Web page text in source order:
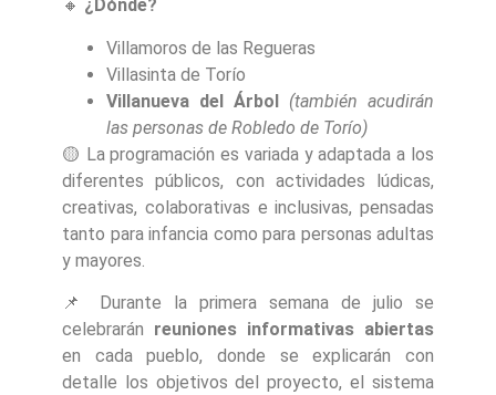
🔸 ¿Dónde?
Villamoros de las Regueras
Villasinta de Torío
Villanueva del Árbol (también acudirán
las personas de Robledo de Torío)
🟡 La programación es variada y adaptada a los
diferentes públicos, con actividades lúdicas,
creativas, colaborativas e inclusivas, pensadas
tanto para infancia como para personas adultas
y mayores.
📌 Durante la primera semana de julio se
celebrarán reuniones informativas abiertas
en cada pueblo, donde se explicarán con
detalle los objetivos del proyecto, el sistema